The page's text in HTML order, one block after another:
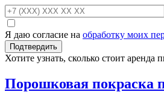
Я даю согласие на обработку моих
Хотите узнать, сколько стоит
Порошковая покраска